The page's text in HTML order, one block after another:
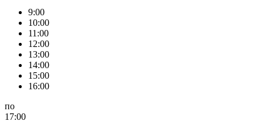
9:00
10:00
11:00
12:00
13:00
14:00
15:00
16:00
по
17:00